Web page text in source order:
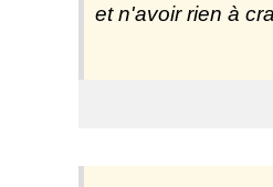
et n'avoir rien à